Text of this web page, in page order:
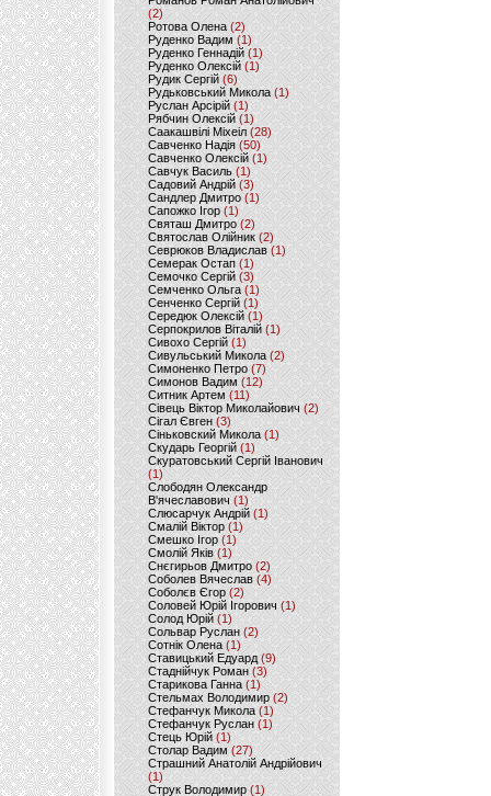
(2)
Ротова Олена(2)
Руденко Вадим (1)
Руденко Геннадій (1)
Руденко Олексій(1)
Рудик Сергій(6)
Рудьковський Микола (1)
Руслан Арсірій(1)
Рябчин Олексій (1)
Саакашвілі Міхеіл(28)
Савченко Надія (50)
Савченко Олексій(1)
Савчук Василь (1)
Садовий Андрій (3)
Сандлер Дмитро(1)
Сапожко Ігор(1)
Святаш Дмитро (2)
Святослав Олійник (2)
Севрюков Владислав (1)
Семерак Остап (1)
Семочко Сергій (3)
Семченко Ольга (1)
Сенченко Сергій(1)
Середюк Олексій(1)
Серпокрилов Віталій(1)
Сивохо Сергій(1)
Сивульський Микола(2)
Симоненко Петро(7)
Симонов Вадим (12)
Ситник Артем(11)
Сівець Віктор Миколайович(2)
Сігал Євген (3)
Сіньковский Микола(1)
Скударь Георгій (1)
Скуратовський Сергій Іванович
(1)
Слободян Олександр
В'ячеславович(1)
Слюсарчук Андрій(1)
Смалій Віктор (1)
Смешко Ігор (1)
Смолій Яків (1)
Снєгирьов Дмитро (2)
Соболев Вячеслав (4)
Соболєв Єгор(2)
Соловей Юрій Ігорович (1)
Солод Юрій (1)
Сольвар Руслан (2)
Сотнік Олена(1)
Ставицький Едуард (9)
Стаднійчук Роман(3)
Старикова Ганна (1)
Стельмах Володимир(2)
Стефанчук Микола (1)
Стефанчук Руслан (1)
Стець Юрій (1)
Столар Вадим(27)
Страшний Анатолій Андрійович
(1)
Струк Володимир (1)